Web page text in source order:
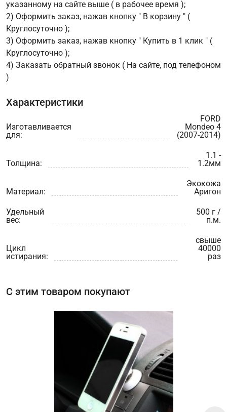
указанному на сайте выше ( в рабочее время );
2) Оформить заказ, нажав кнопку " В корзину " (
Круглосуточно );
3) Оформить заказ, нажав кнопку " Купить в 1 клик " (
Круглосуточно );
4) Заказать обратный звонок ( На сайте, под телефоном
)
Характеристики
Изготавливается
для:
FORD
Mondeo 4
(2007-2014)
Толщина:
1.1 -
1.2мм
Материал:
Экокожа
Аригон
Удельный
вес:
500 г /
п.м.
Цикл
истирания:
свыше
40000
раз
С этим товаром покупают